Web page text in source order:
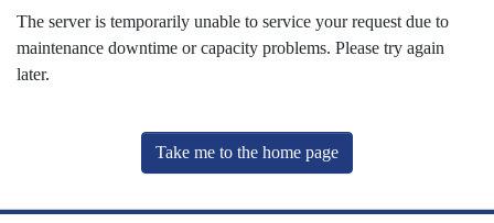
The server is temporarily unable to service your request due to
maintenance downtime or capacity problems. Please try again
later.
Take me to the home page